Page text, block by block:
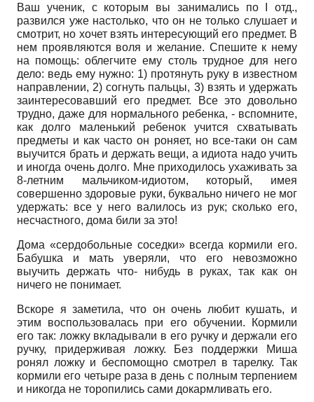
Ваш ученик, с которым вы занимались по I отд.,
развился уже настолько, что он не только слушает и
смотрит, но хочет взять интересующий его предмет. В
нем проявляются воля и желание. Спешите к нему
на помощь: облегчите ему столь трудное для него
дело: ведь ему нужно: 1) протянуть руку в известном
направлении, 2) согнуть пальцы, 3) взять и удержать
заинтересовавший его предмет. Все это довольно
трудно, даже для нормального ребенка, - вспомните,
как долго маленький ребенок учится схватывать
предметы и как часто он роняет, но все-таки он сам
выучится брать и держать вещи, а идиота надо учить
и иногда очень долго. Мне приходилось ухаживать за
8-летним мальчиком-идиотом, который, имея
совершенно здоровые руки, буквально ничего не мог
удержать: все у него валилось из рук; сколько его,
несчастного, дома били за это!
Дома «сердобольные соседки» всегда кормили его.
Бабушка и мать уверяли, что его невозможно
выучить держать что- нибудь в руках, так как он
ничего не понимает.
Вскоре я заметила, что он очень любит кушать, и
этим воспользовалась при его обучении. Кормили
его так: ложку вкладывали в его ручку и держали его
ручку, придерживая ложку. Без поддержки Миша
ронял ложку и беспомощно смотрел в тарелку. Так
кормили его четыре раза в день с полным терпением
и никогда не торопились сами докармливать его.